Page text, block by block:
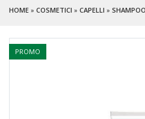
HOME » COSMETICI » CAPELLI » SHAMPOO
PROMO